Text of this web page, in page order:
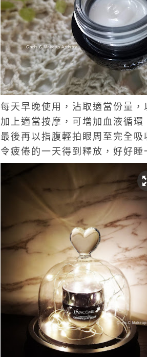
每天早晚使用，沾取適當份量，
加上適當按摩，可增加血液循環
最後再以指腹輕拍眼周至完全吸
令疲倦的一天得到釋放，好好睡